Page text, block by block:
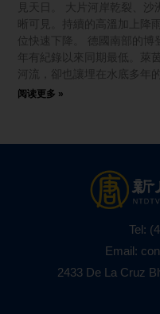
見天日。 大片河岸乾裂、沙
晰可見。持續的高溫加上降
位快速下降。 德國南部的
年有紀錄以來同期最低。萊
河流，卻也讓埋在水底多年
阅读更多 »
Tel:
Email:
2433 De La Cruz